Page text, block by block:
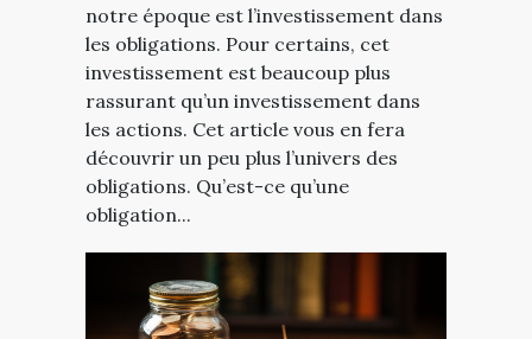
notre époque est l’investissement dans
les obligations. Pour certains, cet
investissement est beaucoup plus
rassurant qu’un investissement dans
les actions. Cet article vous en fera
découvrir un peu plus l’univers des
obligations. Qu’est-ce qu’une
obligation...